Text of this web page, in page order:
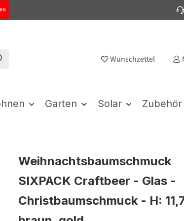
Wunschzettel
Garten Solar Zubehör
Weihnachtsbaumschmuck
SIXPACK Craftbeer - Glas -
Christbaumschmuck - H: